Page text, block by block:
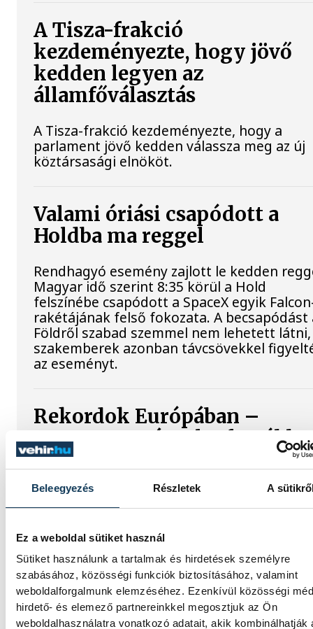
Beleegyezés Részletek A
Ez a weboldal sütiket használ
Sütiket használunk a tartalmak és hirdetések személyre
szabásához, közösségi funkciók biztosításához, valamint
weboldalforgalmunk elemzéséhez. Ezenkívül közösségi
hirdető- és elemező partnereinkkel megosztjuk az Ön
weboldalhasználatra vonatkozó adatait, akik kombinálhatják
A Tisza-frakció
kezdeményezte, hogy jövő
kedden legyen az
államfőválasztás
A Tisza-frakció kezdeményezte, hogy a
parlament jövő kedden válassza meg az új
köztársasági elnököt.
Valami óriási csapódott a
Holdba ma reggel
Rendhagyó esemény zajlott le kedden
Magyar idő szerint 8:35 körül a Hold
felszínébe csapódott a SpaceX egyik
rakétájának felső fokozata. A becsapódást
Földről szabad szemmel nem lehetett
szakemberek azonban távcsövekkel
az eseményt.
Rekordok Európában –
Magyarország a legforróbb,
Angliában szárazság tombol
Rá sem ismerünk Európára,
rekordokat dönt a hőség. Magyarország a
Egyesült Királyságban olyan száraz júliust
mértek, amilyenre 155 éve nem volt példa.
A múltban és ma is rossz